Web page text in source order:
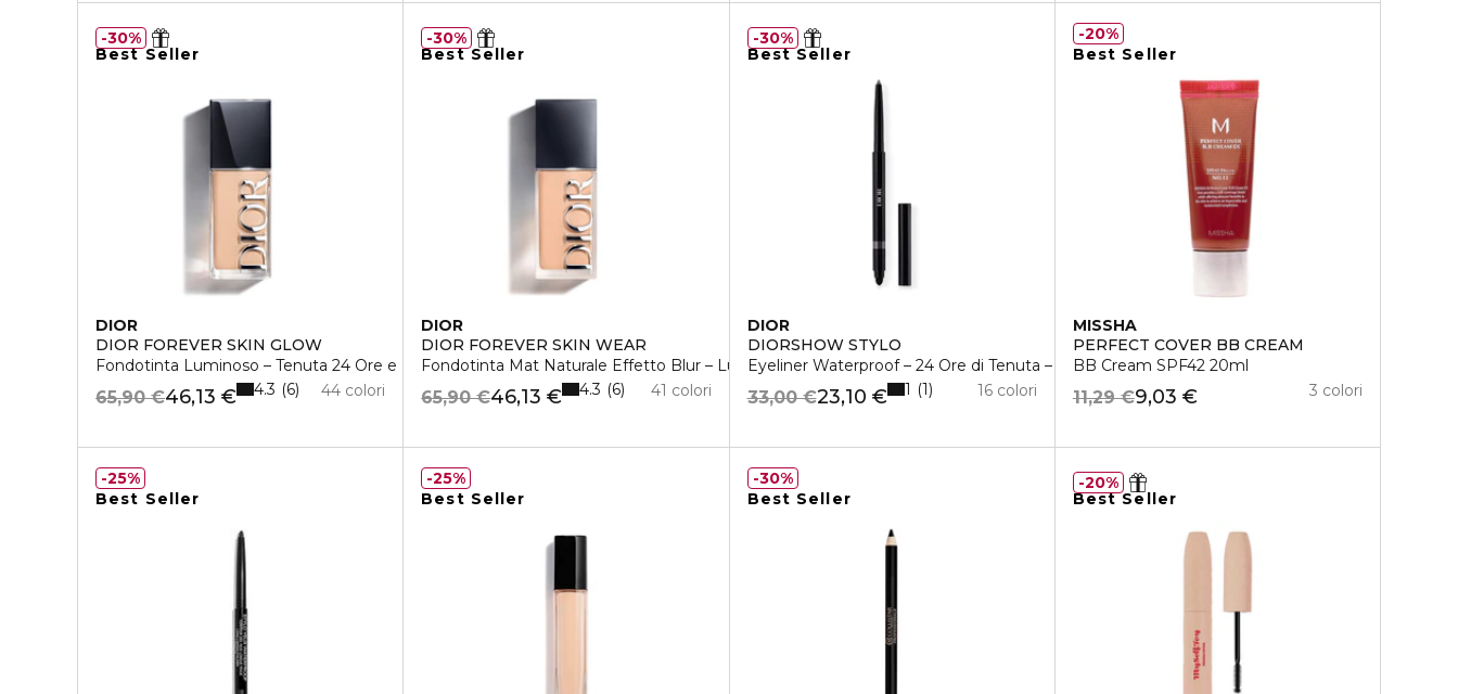
Best Seller
DIOR
DIOR FOREVER SKIN GLOW
Fondotinta Luminoso – Tenuta 24 Ore e Idratazione 48 Ore
46,13 €
65,90 € 44 colori
4.3 6
30%
Best Seller
DIOR
DIOR FOREVER SKIN WEAR
Fondotinta Mat Naturale Effetto Blur – Lunga Tenuta 24 Ore
46,13 €
65,90 € 41 colori
4.3 6
30%
Best Seller
DIOR
DIORSHOW STYLO
Eyeliner Waterproof – 24 Ore di Tenuta – Colore Intenso
23,10 €
33,00 € 16 colori
1 1
30%
Best Seller
MISSHA
PERFECT COVER BB CREAM
BB Cream SPF42 20ml
9,03 €
11,29 € 3 colori
20%
Best Seller
25%
Best Seller
25%
Best Seller
30%
Best Seller
20%